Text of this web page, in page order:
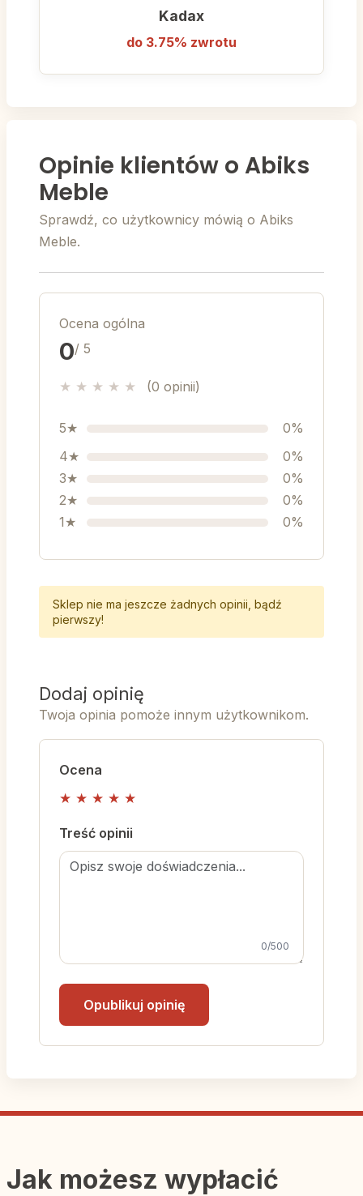
Kadax
do 3.75% zwrotu
Opinie klientów o Abiks
Meble
Sprawdź, co użytkownicy mówią o Abiks
Meble.
Ocena ogólna
0/ 5
★ ★ ★ ★ ★ (0 opinii)
5★
0%
4★
0%
3★
0%
2★
0%
1★
0%
Sklep nie ma jeszcze żadnych opinii, bądź
pierwszy!
Dodaj opinię
Twoja opinia pomoże innym użytkownikom.
Ocena
★ ★ ★ ★ ★
Treść opinii
0/500
Opublikuj opinię
Jak możesz wypłacić